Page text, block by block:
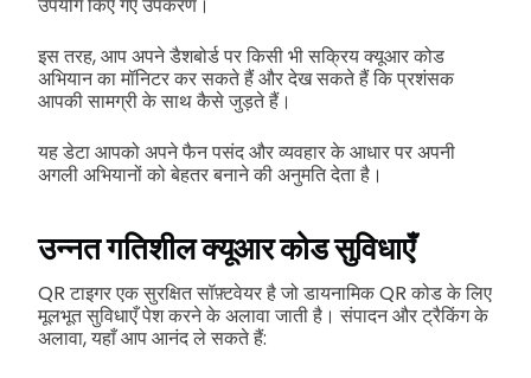
इस तरह, आप अपने डैशबोर्ड पर किसी भी सक्रिय क्यूआर कोड
अभियान का मॉनिटर कर सकते हैं और देख सकते हैं कि प्रशंसक
आपकी सामग्री के साथ कैसे जुड़ते हैं।
यह डेटा आपको अपने फैन पसंद और व्यवहार के आधार पर अपनी
अगली अभियानों को बेहतर बनाने की अनुमति देता है।
उन्नत गतिशील क्यूआर कोड सुविधाएँ
QR टाइगर एक सुरक्षित सॉफ़्टवेयर है जो डायनामिक QR कोड के लिए
मूलभूत सुविधाएँ पेश करने के अलावा जाती है। संपादन और ट्रैकिंग के
अलावा, यहाँ आप आनंद ले सकते हैं: